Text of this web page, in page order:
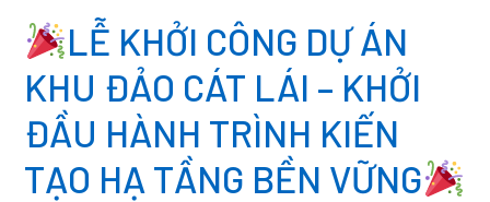
LỄ KHỞI CÔNG DỰ ÁN
KHU ĐẢO CÁT LÁI – KHỞI
ĐẦU HÀNH TRÌNH KIẾN
TẠO HẠ TẦNG BỀN VỮNG